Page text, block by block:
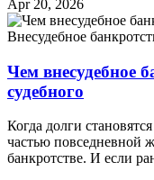
Apr 20, 2026
Внесудебное
Чем внесудебное
судебного
Когда долги
частью повседневной
банкротстве. И если